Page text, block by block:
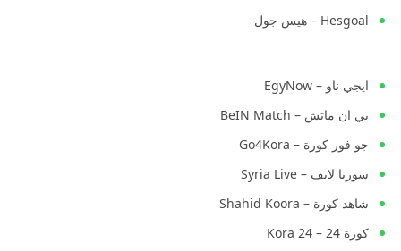
Hesgoal – هيس جول
ايجي ناو – EgyNow
بي ان ماتش – BeIN Match
جو فور كورة – Go4Kora
سوريا لايف – Syria Live
شاهد كورة – Shahid Koora
كورة 24 – Kora 24